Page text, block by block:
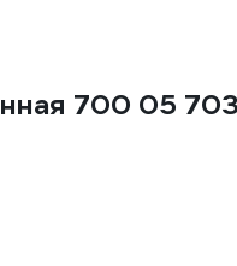
700 05